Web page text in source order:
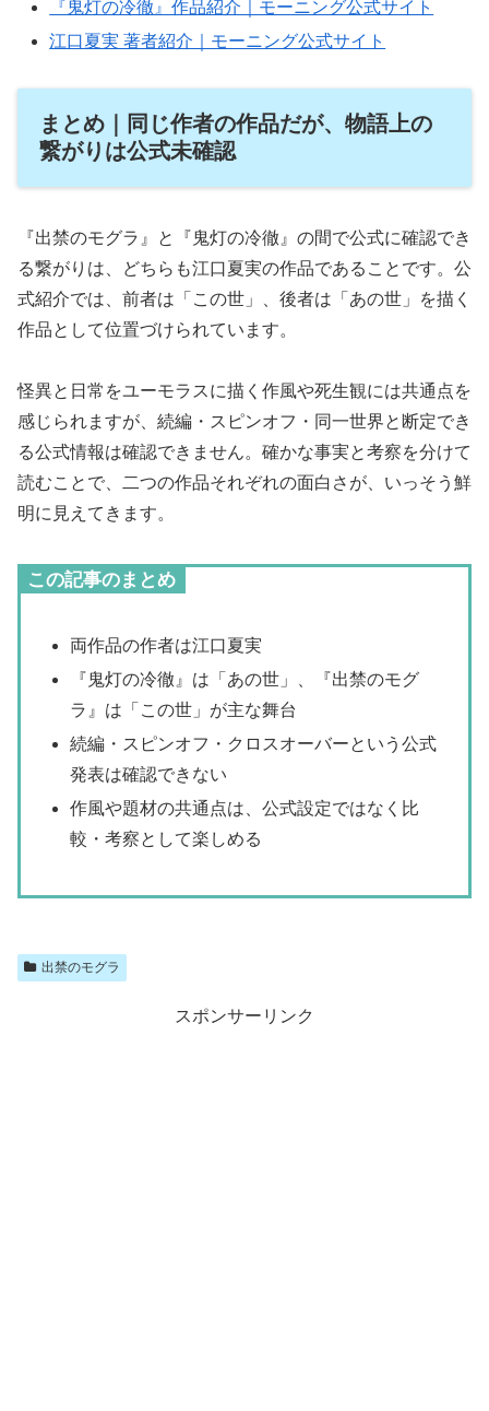
『鬼灯の冷徹』作品紹介｜モーニング公式サイト
江口夏実 著者紹介｜モーニング公式サイト
まとめ｜同じ作者の作品だが、物語上の
繋がりは公式未確認
『出禁のモグラ』と『鬼灯の冷徹』の間で公式に確認でき
る繋がりは、どちらも江口夏実の作品であることです。公
式紹介では、前者は「この世」、後者は「あの世」を描く
作品として位置づけられています。
怪異と日常をユーモラスに描く作風や死生観には共通点を
感じられますが、続編・スピンオフ・同一世界と断定でき
る公式情報は確認できません。確かな事実と考察を分けて
読むことで、二つの作品それぞれの面白さが、いっそう鮮
明に見えてきます。
この記事のまとめ
両作品の作者は江口夏実
『鬼灯の冷徹』は「あの世」、『出禁のモグ
ラ』は「この世」が主な舞台
続編・スピンオフ・クロスオーバーという公式
発表は確認できない
作風や題材の共通点は、公式設定ではなく比
較・考察として楽しめる
出禁のモグラ
スポンサーリンク